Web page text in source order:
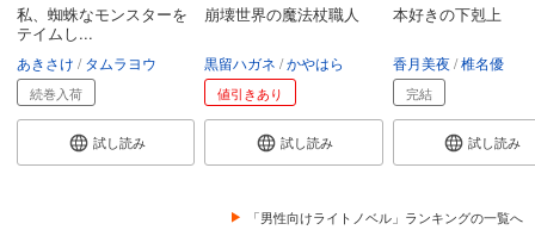
私、蜘蛛なモンスターを
テイムし...
あきさけ タムラヨウ
続巻入荷
試し読み
崩壊世界の魔法杖職人
黒留ハガネ かやはら
値引きあり
試し読み
本好きの下剋上
香月美夜 椎名優
完結
試し読み
「男性向けライトノベル」ランキングの一覧へ